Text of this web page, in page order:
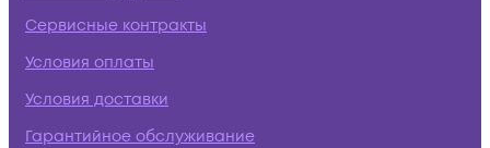
Сервисные контракты
Условия оплаты
Условия доставки
Гарантийное обслуживание